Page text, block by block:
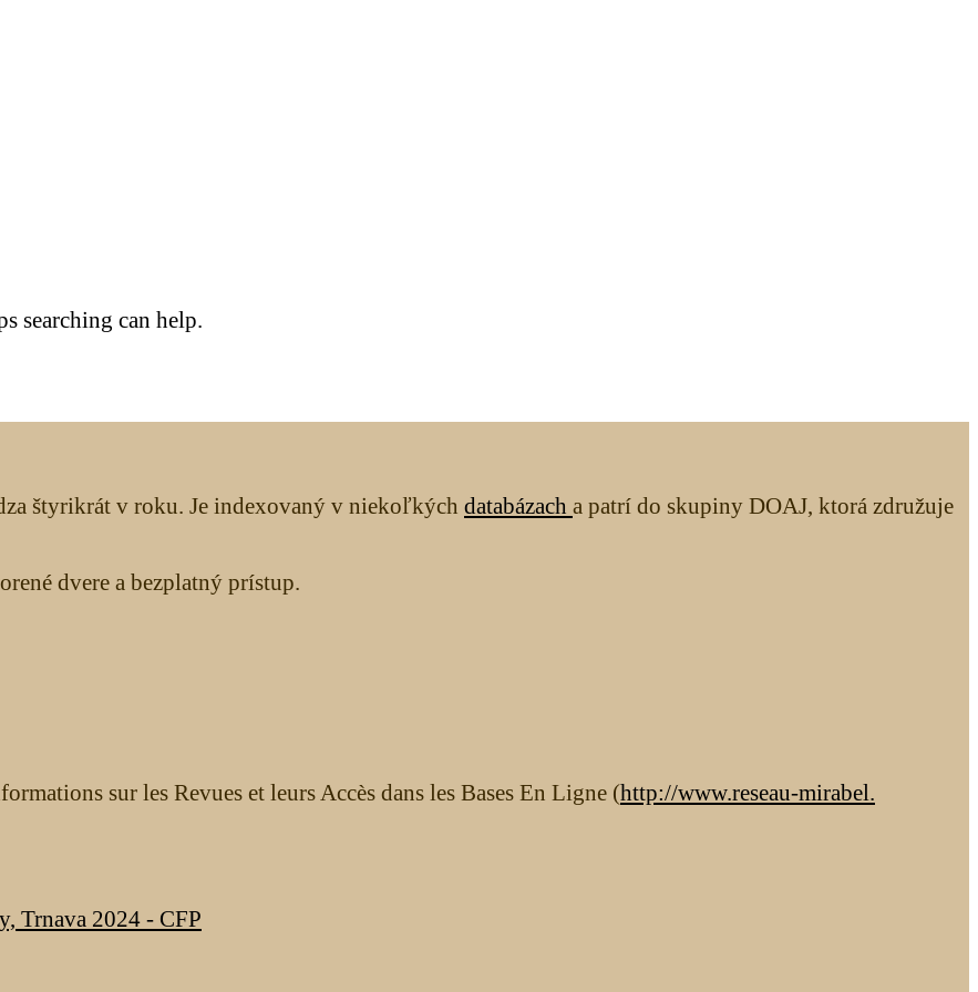
searching can help.
štyrikrát v roku. Je indexovaný v niekoľkých databázach a patrí do skupiny DOAJ, ktorá združuje
dvere a bezplatný prístup.
sur les Revues et leurs Accès dans les Bases En Ligne (http://www.reseau-mirabel.
Trnava 2024 - CFP